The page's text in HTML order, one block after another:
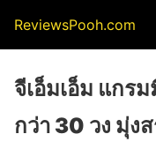
ReviewsPooh.com
จีเอ็มเอ็ม แกร
กว่า 30 วง มุ่ง